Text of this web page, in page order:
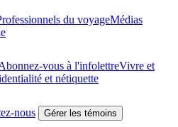
du voyageMédias
vous à l'infolettreVivre et
et nétiquette
nous Gérer les témoins